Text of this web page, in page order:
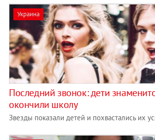
Украина
Последний звонок: дети
окончили школу
Звезды показали детей и похвастались их